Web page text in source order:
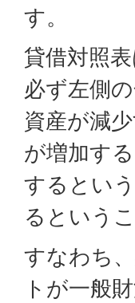
す。
貸借対照
必ず左側
資産が減
が増加す
するとい
るという
すなわち
トが一般